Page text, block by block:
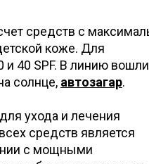
средств с
коже. Для
и 40 SPF. В линию вошли
солнце, автозагар.
ухода и лечения
средств является
с мощными